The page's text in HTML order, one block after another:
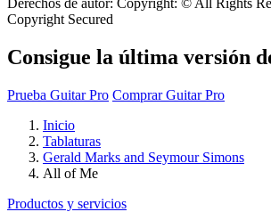
Derechos de autor: Copyright: © All Rights
Copyright Secured
Consigue la última versión
Prueba Guitar Pro Comprar Guitar Pro
Inicio
Tablaturas
Gerald Marks and Seymour Simons
All of Me
Productos y servicios